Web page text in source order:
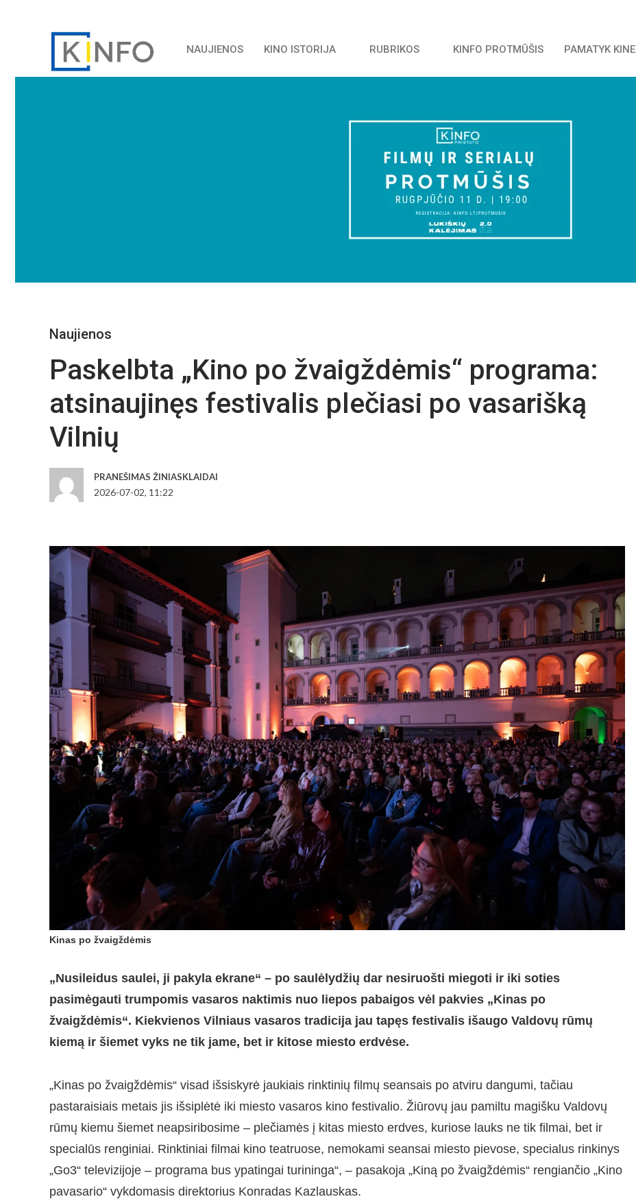
NAUJIENOS KINO ISTORIJA RUBRIKOS KINFO PROTMŪŠIS PAMATYK KINE
Naujienos
Paskelbta „Kino po žvaigždėmis“ programa:
atsinaujinęs festivalis plečiasi po vasarišką
Vilnių
PRANEŠIMAS ŽINIASKLAIDAI
2026-07-02, 11:22
Kinas po žvaigždėmis
„Nusileidus saulei, ji pakyla ekrane“ – po saulėlydžių dar nesiruošti miegoti ir iki soties
pasimėgauti trumpomis vasaros naktimis nuo liepos pabaigos vėl pakvies „Kinas po
žvaigždėmis“. Kiekvienos Vilniaus vasaros tradicija jau tapęs festivalis išaugo Valdovų rūmų
kiemą ir šiemet vyks ne tik jame, bet ir kitose miesto erdvėse.
„Kinas po žvaigždėmis“ visad išsiskyrė jaukiais rinktinių filmų seansais po atviru dangumi, tačiau
pastaraisiais metais jis išsiplėtė iki miesto vasaros kino festivalio. Žiūrovų jau pamiltu magišku Valdovų
rūmų kiemu šiemet neapsiribosime – plečiamės į kitas miesto erdves, kuriose lauks ne tik filmai, bet ir
specialūs renginiai. Rinktiniai filmai kino teatruose, nemokami seansai miesto pievose, specialus rinkinys
„Go3“ televizijoje – programa bus ypatingai turininga“, – pasakoja „Kiną po žvaigždėmis“ rengiančio „Kino
pavasario“ vykdomasis direktorius Konradas Kazlauskas.